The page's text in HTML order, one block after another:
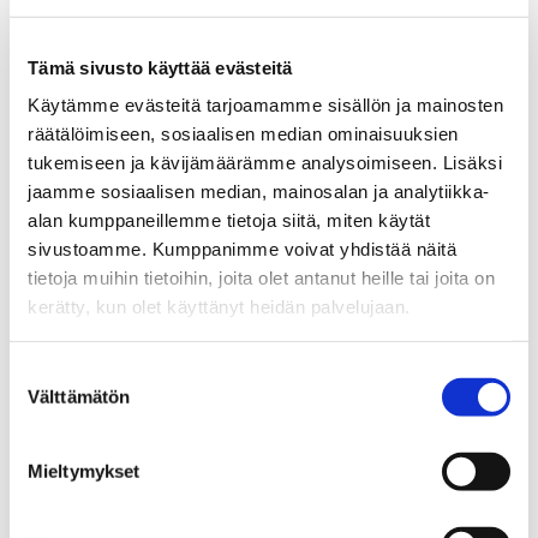
Tämä sivusto käyttää evästeitä
Käytämme evästeitä tarjoamamme sisällön ja mainosten
räätälöimiseen, sosiaalisen median ominaisuuksien
tukemiseen ja kävijämäärämme analysoimiseen. Lisäksi
jaamme sosiaalisen median, mainosalan ja analytiikka-
alan kumppaneillemme tietoja siitä, miten käytät
sivustoamme. Kumppanimme voivat yhdistää näitä
tietoja muihin tietoihin, joita olet antanut heille tai joita on
kerätty, kun olet käyttänyt heidän palvelujaan.
valinta
Välttämätön
Mieltymykset
yhteiskehittäminen. Keskus toimii koko
joka kokoaa tarkoituksenmukaiset osaajat
yhteen ja tukee koulutusohjelmia niiden
omissa kehitystarpeissa. Keskus hallinnoi
opetukseen liittyviä projekteja sekä tukee
digitalisaation ja tekoälyn
tarkoituksenmukaista hyödyntämistä.
Tavoitteena on rakentaa malli, jossa
osaaminen ja kehitystyö eivät jää
yksittäisten opettajien harteille, vaan ovat
kehittämistä.
TLIC tukee opiskelijoiden digitaalisten
taitojen ja tekoälyosaamisen kehittämistä,
edistää yhtenäisiä käytäntöjä ja vahvistaa